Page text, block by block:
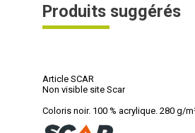
Produits suggérés
Article SCAR
Non visible site Scar
Coloris noir. 100 % acrylique. 280 g/